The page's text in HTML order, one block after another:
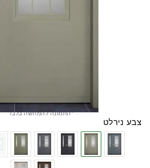
*התמונה להמחשה בלבד
צבע נירלט